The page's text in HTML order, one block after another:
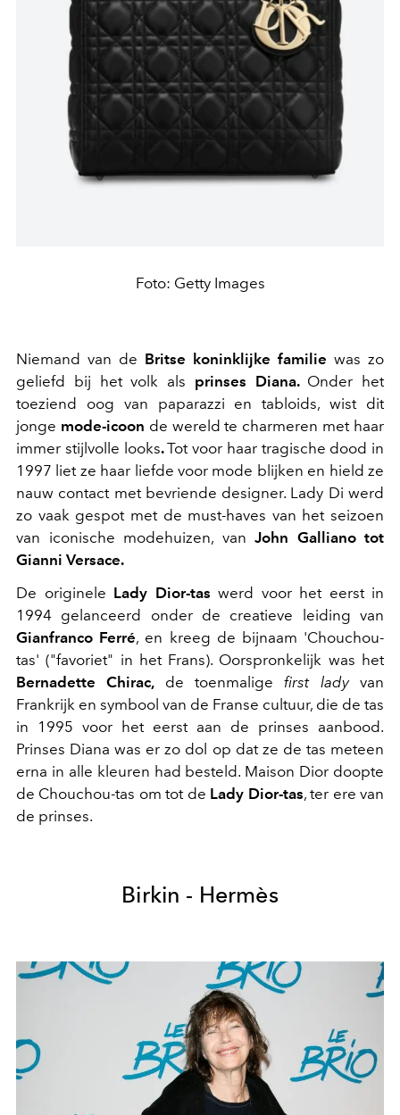
Foto: Getty Images
Niemand van de Britse koninklijke familie was zo
geliefd bij het volk als prinses Diana. Onder het
toeziend oog van paparazzi en tabloids, wist dit
jonge mode-icoon de wereld te charmeren met haar
immer stijlvolle looks.Tot voor haar tragische dood in
1997 liet ze haar liefde voor mode blijken en hield ze
nauw contact met bevriende designer. Lady Di werd
zo vaak gespot met de must-haves van het seizoen
van iconische modehuizen, van John Galliano tot
Gianni Versace.
De originele Lady Dior-tas werd voor het eerst in
1994 gelanceerd onder de creatieve leiding van
Gianfranco Ferré, en kreeg de bijnaam 'Chouchou-
tas' ("favoriet" in het Frans). Oorspronkelijk was het
Bernadette Chirac, de toenmaligefirst ladyvan
Frankrijk en symbool van de Franse cultuur, die de tas
in 1995 voor het eerst aan de prinses aanbood.
Prinses Diana was er zo dol op dat ze de tas meteen
erna in alle kleuren had besteld. Maison Dior doopte
de Chouchou-tas om tot de Lady Dior-tas, ter ere van
de prinses.
Birkin - Hermès